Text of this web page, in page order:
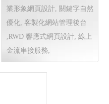
高雄程式設計 關鍵字自然優
化, 線上金流串接服務, RWD
響應式網頁設計, 購物車網頁
設計, 花籃回收統計